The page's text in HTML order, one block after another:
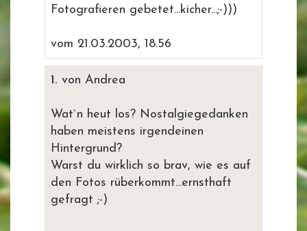
Fotografieren gebetet...kicher...;-)))
vom 21.03.2003, 18.56
1. von Andrea
Wat`n heut los? Nostalgiegedanken
haben meistens irgendeinen
Hintergrund?
Warst du wirklich so brav, wie es auf
den Fotos rüberkommt...ernsthaft
gefragt ;-)